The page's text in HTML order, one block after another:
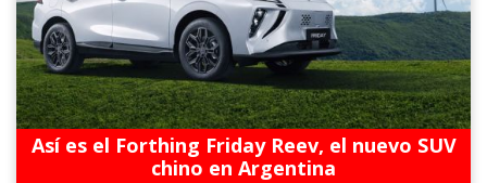
Así es el Forthing Friday Reev, el nuevo SUV
chino en Argentina